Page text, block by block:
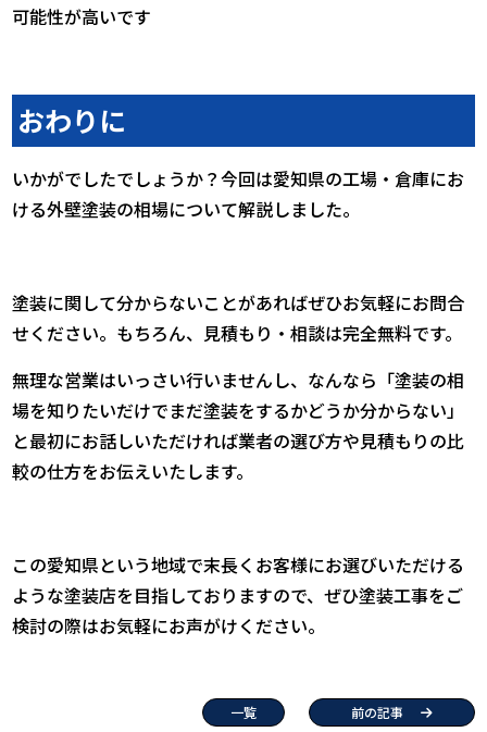
可能性が高いです
おわりに
いかがでしたでしょうか？今回は愛知県の工場・倉庫にお
ける外壁塗装の相場について解説しました。
塗装に関して分からないことがあればぜひお気軽にお問合
せください。もちろん、見積もり・相談は完全無料です。
無理な営業はいっさい行いませんし、なんなら「塗装の相
場を知りたいだけでまだ塗装をするかどうか分からない」
と最初にお話しいただければ業者の選び方や見積もりの比
較の仕方をお伝えいたします。
この愛知県という地域で末長くお客様にお選びいただける
ような塗装店を目指しておりますので、ぜひ塗装工事をご
検討の際はお気軽にお声がけください。
一覧 前の記事